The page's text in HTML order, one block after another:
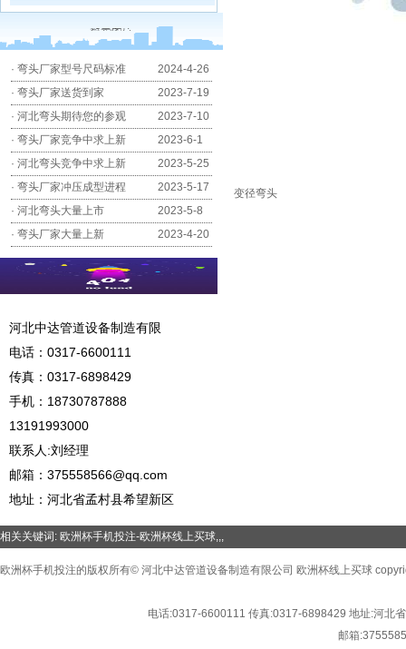
· 弯头厂家型号尺码标准
2024-4-26
· 弯头厂家送货到家
2023-7-19
· 河北弯头期待您的参观
2023-7-10
· 弯头厂家竞争中求上新
2023-6-1
· 河北弯头竞争中求上新
2023-5-25
· 弯头厂家冲压成型进程
2023-5-17
· 河北弯头大量上市
2023-5-8
· 弯头厂家大量上新 2023-4-20
河北中达管道设备制造有限
电话： 0317-6600111
传真：0317-6898429
手机： 18730787888
13191993000
联系人:刘经理
邮箱： 375558566@qq.com
地址：河北省孟村县希望新区
变径弯头
相关关键词: 欧洲杯手机投注-欧洲杯线上买球,,,
欧洲杯手机投注的版权所有© 河北中达管道设备制造有限公司 欧洲杯线上买球
电话:0317-6600111 传真:0317-6898429 地址:河北
邮箱: